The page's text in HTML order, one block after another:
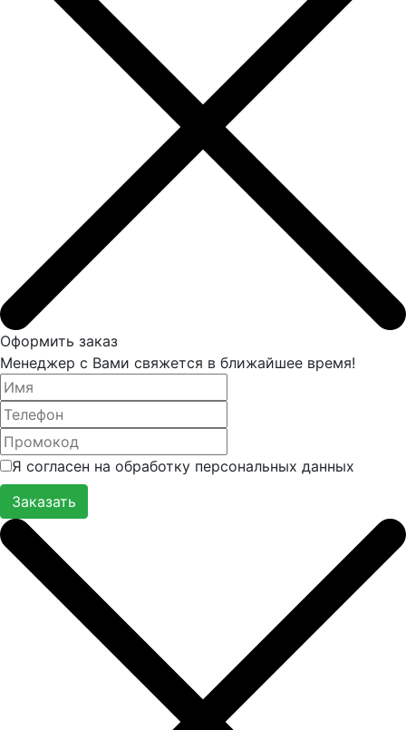
Оформить заказ
Менеджер с Вами свяжется в ближайшее время!
Я согласен на обработку персональных данных
Заказать